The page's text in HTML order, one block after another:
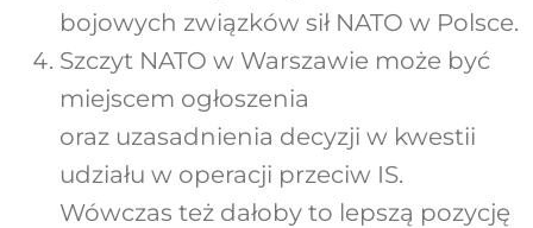
bojowych związków sił NATO w Polsce.
Szczyt NATO w Warszawie może być
miejscem ogłoszenia
oraz uzasadnienia decyzji w kwestii
udziału w operacji przeciw IS.
Wówczas też dałoby to lepszą pozycję